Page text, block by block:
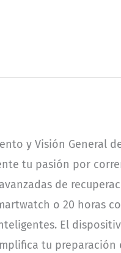
y Visión General
tu pasión por
de
o 20 horas
El
tu